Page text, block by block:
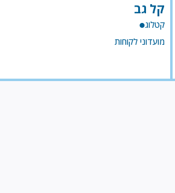
קל גב
קטלוג
מועדוני לקוחות